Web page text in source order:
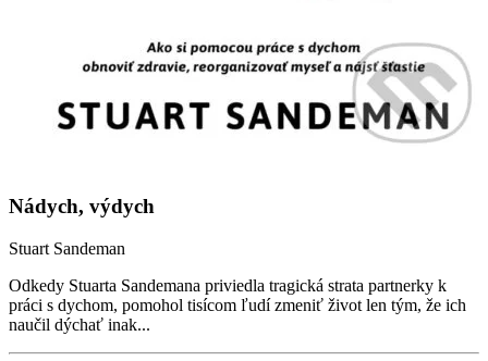
Nádych, výdych
Stuart Sandeman
Odkedy Stuarta Sandemana priviedla tragická strata partnerky k
práci s dychom, pomohol tisícom ľudí zmeniť život len tým, že ich
naučil dýchať inak...